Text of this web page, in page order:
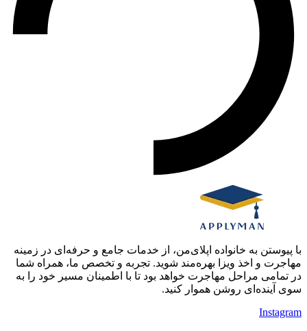
با پیوستن به خانواده اپلای‌من، از خدمات جامع و حرفه‌ای در زمینه
مهاجرت و اخذ ویزا بهره‌مند شوید. تجربه و تخصص ما، همراه شما
در تمامی مراحل مهاجرت خواهد بود تا با اطمینان مسیر خود را به
سوی آینده‌ای روشن هموار کنید.
Instagram